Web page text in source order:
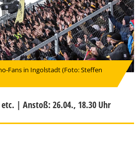
Fans in Ingolstadt (Foto: Steffen
| Anstoß: 26.04., 18.30 Uhr